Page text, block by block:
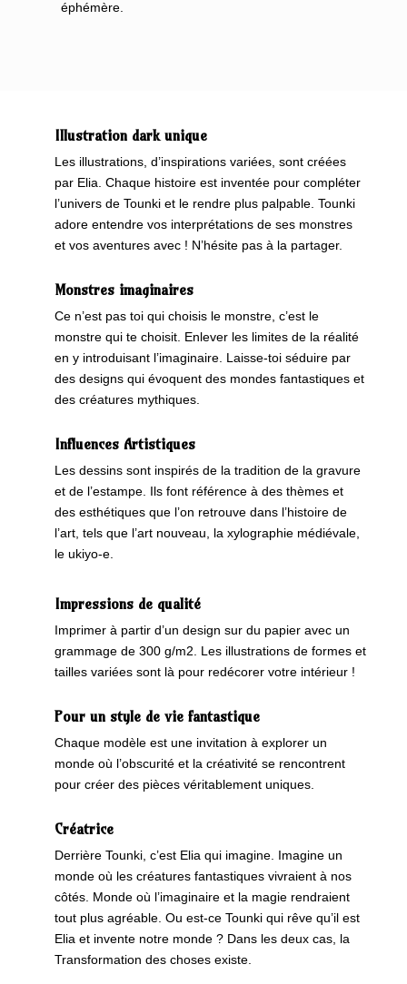
éphémère.
Illustration dark unique
Les illustrations, d’inspirations variées, sont créées
par Elia. Chaque histoire est inventée pour compléter
l’univers de Tounki et le rendre plus palpable. Tounki
adore entendre vos interprétations de ses monstres
et vos aventures avec ! N’hésite pas à la partager.
Monstres imaginaires
Ce n’est pas toi qui choisis le monstre, c’est le
monstre qui te choisit. Enlever les limites de la réalité
en y introduisant l’imaginaire. Laisse-toi séduire par
des designs qui évoquent des mondes fantastiques et
des créatures mythiques.
Influences Artistiques
Les dessins sont inspirés de la tradition de la gravure
et de l’estampe. Ils font référence à des thèmes et
des esthétiques que l’on retrouve dans l’histoire de
l’art, tels que l’art nouveau, la xylographie médiévale,
le ukiyo-e.
Impressions de qualité
Imprimer à partir d’un design sur du papier avec un
grammage de 300 g/m2. Les illustrations de formes et
tailles variées sont là pour redécorer votre intérieur !
Pour un style de vie fantastique
Chaque modèle est une invitation à explorer un
monde où l’obscurité et la créativité se rencontrent
pour créer des pièces véritablement uniques.
Créatrice
Derrière Tounki, c’est Elia qui imagine. Imagine un
monde où les créatures fantastiques vivraient à nos
côtés. Monde où l’imaginaire et la magie rendraient
tout plus agréable. Ou est-ce Tounki qui rêve qu’il est
Elia et invente notre monde ? Dans les deux cas, la
Transformation des choses existe.